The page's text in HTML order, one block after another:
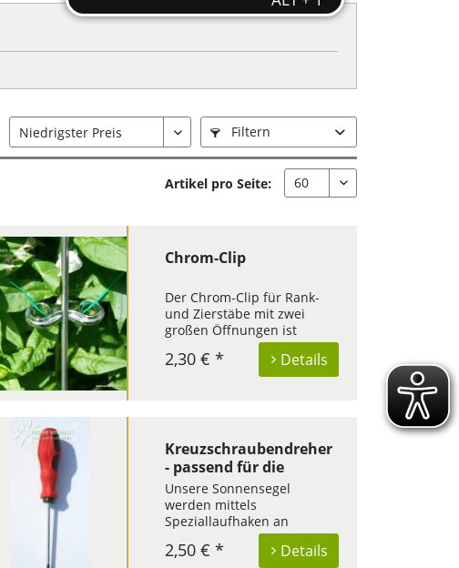
Filtern
Artikel pro Seite:
Chrom-Clip
Der Chrom-Clip für Rank-
und Zierstäbe mit zwei
großen Öffnungen ist
geeignet zum Hochbinden
von Stauden, zur Befestigen
von Schmuckelementen bei
mit den Rank- und...
Details
2,30 € *
Kreuzschraubendreher
- passend für die
Laufhakenmontage
Unsere Sonnensegel
werden mittels
Speziallaufhaken an
Edelstahlseile montiert.
Diese sind klein sowieDetails
2,50 € *